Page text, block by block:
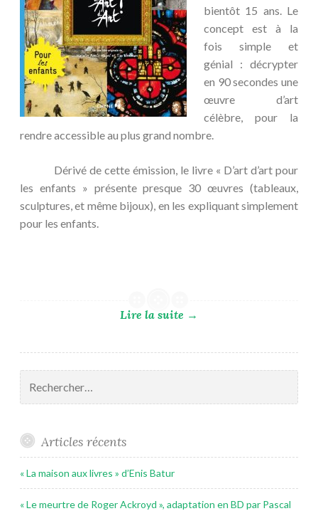
bientôt 15 ans. Le
concept est à la
fois simple et
génial : décrypter
en 90 secondes une
œuvre d’art
célèbre, pour la
rendre accessible au plus grand nombre.
Dérivé de cette émission, le livre « D’art d’art pour
les enfants » présente presque 30 œuvres (tableaux,
sculptures, et même bijoux), en les expliquant simplement
pour les enfants.
Lire la suite →
Articles récents
« La maison aux livres » d’Enis Batur
« Le meurtre de Roger Ackroyd », adaptation en BD par Pascal